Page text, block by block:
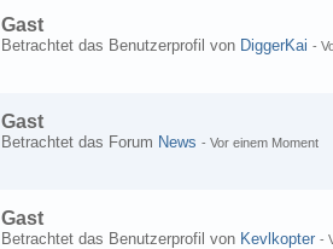
Gast
Betrachtet das Benutzerprofil von DiggerKai -
Gast
Betrachtet das Forum News - Vor einem Moment
Gast
Betrachtet das Benutzerprofil von Kevlkopter -